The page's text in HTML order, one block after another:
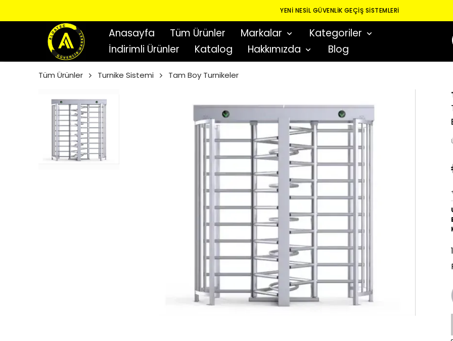
YENI NESIL GÜVENLIK GEÇIŞ SISTEMLERI
Anasayfa Tüm Ürünler Markalar
Kategoriler
İndirimli Ürünler
Katalog Hakkımızda Blog
Tüm Ürünler Turnike Sistemi Tam Boy Turnikeler